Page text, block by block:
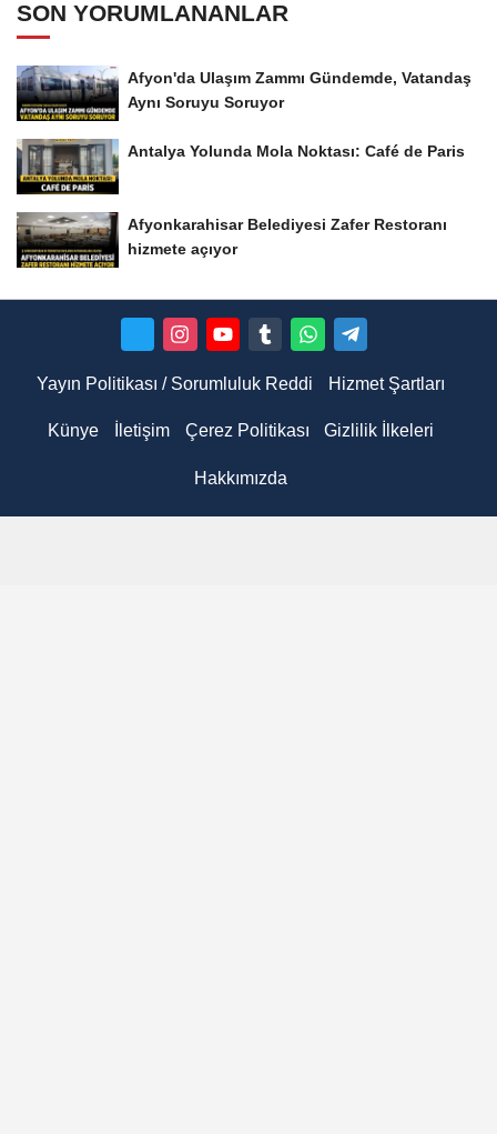
SON YORUMLANANLAR
Afyon'da Ulaşım Zammı Gündemde, Vatandaş
Aynı Soruyu Soruyor
Antalya Yolunda Mola Noktası: Café de Paris
Afyonkarahisar Belediyesi Zafer Restoranı
hizmete açıyor
Yayın Politikası / Sorumluluk Reddi Hizmet Şartları
Künye İletişim Çerez Politikası Gizlilik İlkeleri
Hakkımızda